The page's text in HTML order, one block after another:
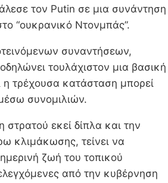
τον Putin σε μια συνάντηση
“ουκρανικό Ντονμπάς”.
συναντήσεων,
τουλάχιστον μια βασική
η τρέχουσα κατάσταση μπορεί
συνομιλιών.
εκεί δίπλα και την
κλιμάκωσης, τείνει να
ζωή του τοπικού
από την κυβέρνηση